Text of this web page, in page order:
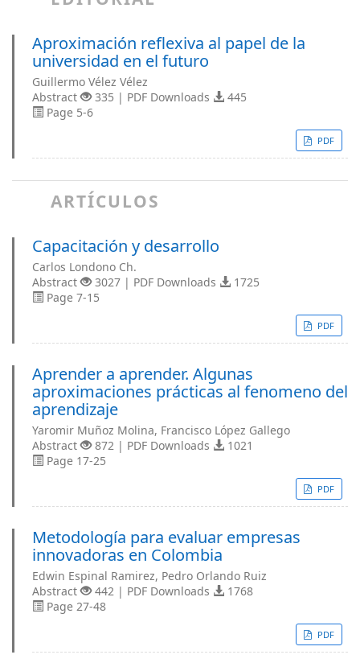
Aproximación reflexiva al papel de la
universidad en el futuro
Guillermo Vélez Vélez
Abstract
335 | PDF Downloads
445
Page 5-6
PDF
ARTÍCULOS
Capacitación y desarrollo
Carlos Londono Ch.
Abstract
3027 | PDF Downloads
1725
Page 7-15
PDF
Aprender a aprender. Algunas
aproximaciones prácticas al fenomeno del
aprendizaje
Yaromir Muñoz Molina, Francisco López Gallego
Abstract
872 | PDF Downloads
1021
Page 17-25
PDF
Metodología para evaluar empresas
innovadoras en Colombia
Edwin Espinal Ramirez, Pedro Orlando Ruiz
Abstract
442 | PDF Downloads
1768
Page 27-48
PDF